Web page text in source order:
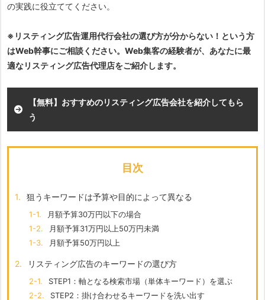
の実践に役立ててください。
※リスティング広告運用代行会社の選び方が分からない！という方
はWeb幹事にご相談ください。Web集客の経験者が、あなたに最
適なリスティング広告代理店をご紹介します。
【無料】おすすめのリスティング広告会社を紹介してもら
う
目次
1. 狙うキーワードは予算や目的によって異なる
1-1.
月額予算30万円以下の場合
1-2.
月額予算31万円以上50万円未満
1-3.
月額予算50万円以上
2. リスティング広告のキーワードの選び方
2-1.
STEP1：軸となる検索市場（単体キーワード）を選ぶ
2-2.
STEP2：掛け合わせるキーワードを洗い出す